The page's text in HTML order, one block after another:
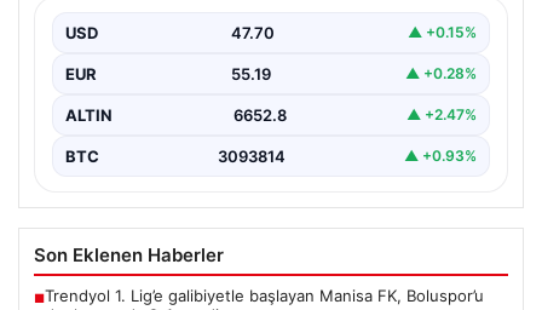
ve tüm illerin kurbanlık fiyatları
USD 47.70 ▲ +0.15%
EUR 55.19 ▲ +0.28%
ALTIN 6652.8 ▲ +2.47%
BTC 3093814 ▲ +0.93%
Son Eklenen Haberler
■Trendyol 1. Lig’e galibiyetle başlayan Manisa FK, Boluspor’u